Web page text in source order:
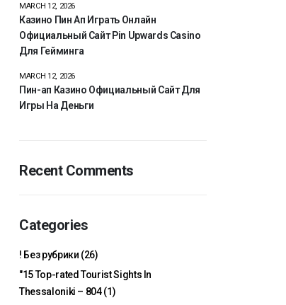
Казино Пин Ап Играть Онлайн
Официальный Сайт Pin Upwards Casino
Для Гейминга
MARCH 12, 2026
Пин-ап Казино Официальный Сайт Для
Игры На Деньги
MARCH 12, 2026
Recent Comments
Categories
! Без рубрики (26)
"15 Top-rated Tourist Sights In
Thessaloniki – 804(1)